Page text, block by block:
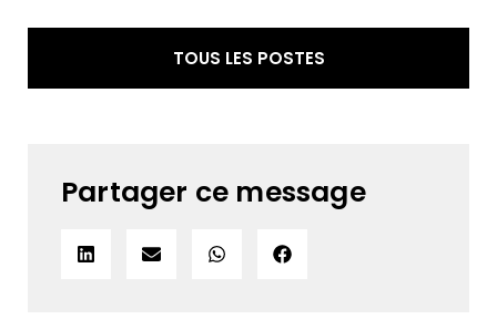
TOUS LES POSTES
Partager ce message